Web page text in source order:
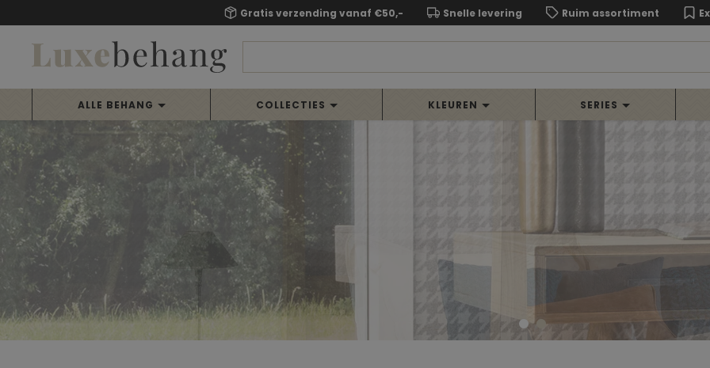
Gratis verzending vanaf €50,- Snelle levering Ruim assortiment
ALLE BEHANG COLLECTIES KLEUREN SERIES